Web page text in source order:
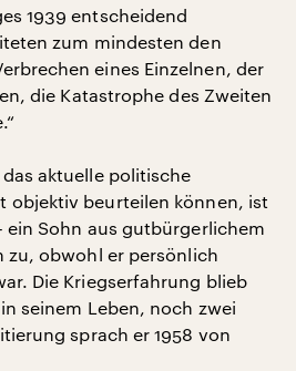
1939 entscheidend
zum mindesten den
eines Einzelnen, der
die Katastrophe des Zweiten
aktuelle politische
objektiv beurteilen können, ist
Sohn aus gutbürgerlichem
zu, obwohl er persönlich
Die Kriegserfahrung blieb
seinem Leben, noch zwei
sprach er 1958 von